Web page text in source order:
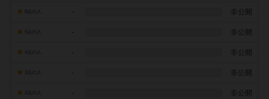
- 非公開
- 非公開
- 非公開
- 非公開
- 非公開